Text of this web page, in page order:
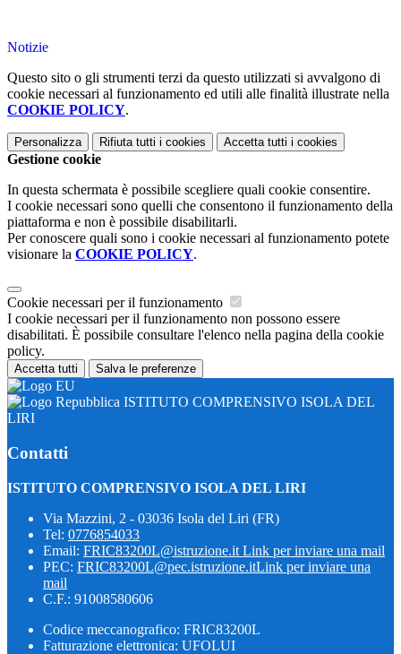
Notizie
Questo sito o gli strumenti terzi da questo utilizzati si avvalgono di
cookie necessari al funzionamento ed utili alle finalità illustrate nella
COOKIE POLICY.
Personalizza Rifiuta tutti i cookies Accetta tutti i cookies
Gestione cookie
In questa schermata è possibile scegliere quali cookie consentire.
I cookie necessari sono quelli che consentono il funzionamento della
piattaforma e non è possibile disabilitarli.
Per conoscere quali sono i cookie necessari al funzionamento potete
visionare la COOKIE POLICY.
Cookie necessari per il funzionamento
I cookie necessari per il funzionamento non possono essere
disabilitati. È possibile consultare l'elenco nella pagina della cookie
policy.
Accetta tutti Salva le preferenze
ISTITUTO COMPRENSIVO ISOLA DEL
LIRI
Contatti
ISTITUTO COMPRENSIVO ISOLA DEL LIRI
Via Mazzini, 2 - 03036 Isola del Liri (FR)
Tel: 0776854033
Email: FRIC83200L@istruzione.it Link per inviare una mail
PEC: FRIC83200L@pec.istruzione.itLink per inviare una
mail
C.F.: 91008580606
Codice meccanografico: FRIC83200L
Fatturazione elettronica: UFOLUI